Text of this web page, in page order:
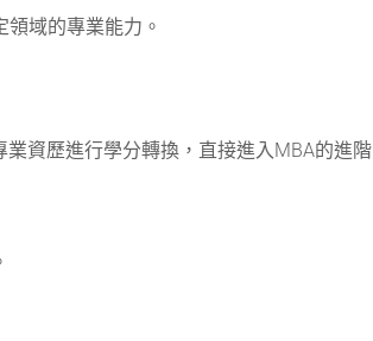
域的專業能力。
資歷進行學分轉換，直接進入MBA的進階